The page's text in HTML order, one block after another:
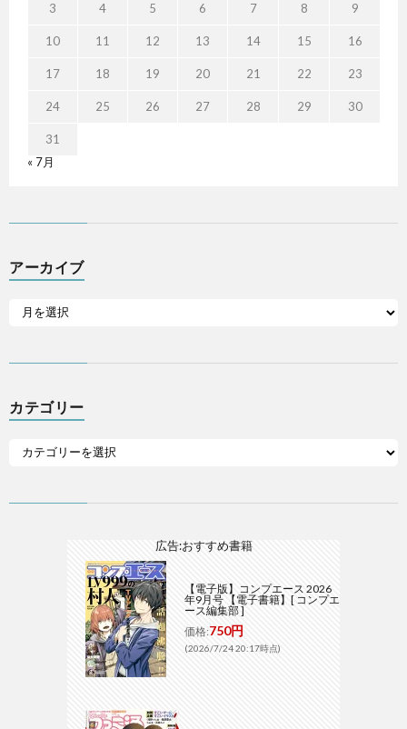
3 4 5 6 7 8 9
10 11 12 13 14 15 16
17 18 19 20 21 22 23
24 25 26 27 28 29 30
31
« 7月
アーカイブ
カテゴリー
広告:おすすめ書籍
【電子版】コンプエース 2026
年9月号 【電子書籍】[ コンプエ
ース編集部 ]
価格:750円
(2026/7/24 20:17時点)